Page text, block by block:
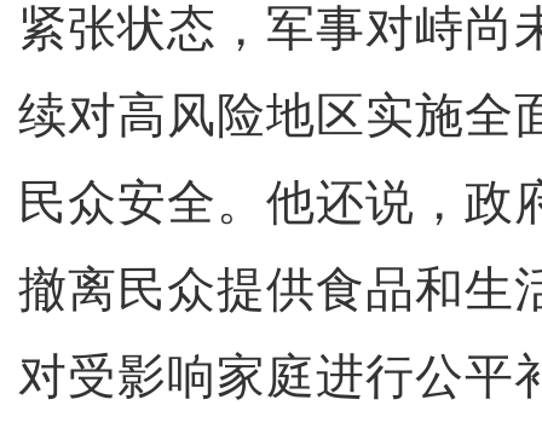
紧张状态，军事对峙尚
续对高风险地区实施全
民众安全。他还说，政
撤离民众提供食品和生
对受影响家庭进行公平